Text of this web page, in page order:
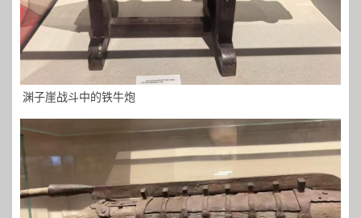
渊子崖战斗中的铁牛炮